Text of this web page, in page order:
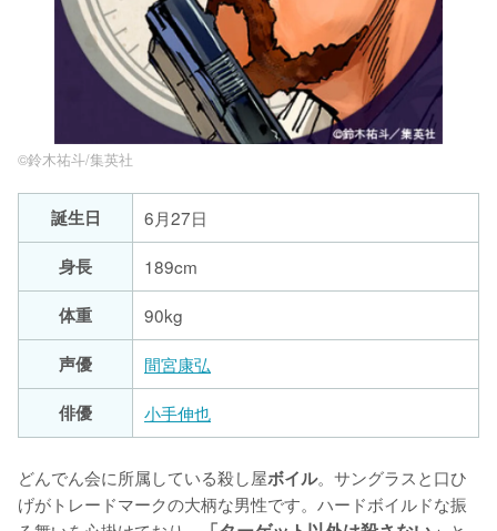
©️鈴木祐斗/集英社
誕生日
6月27日
身長
189cm
体重
90kg
声優
間宮康弘
俳優
小手伸也
どんでん会に所属している殺し屋ボイル。サングラスと口ひ
げがトレードマークの大柄な男性です。ハードボイルドな振